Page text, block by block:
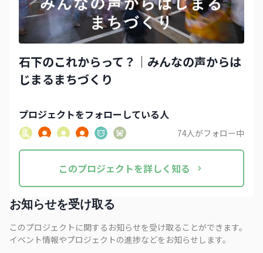
石下のこれからって？｜みんなの声からは
じまるまちづくり
プロジェクトをフォローしている人
74人がフォロー中
このプロジェクトを詳しく知る
お知らせを受け取る
このプロジェクトに関するお知らせを受け取ることができます。
イベント情報やプロジェクトの進捗などをお知らせします。